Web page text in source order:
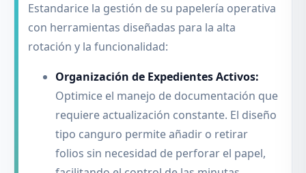
Estandarice la gestión de su papelería operativa
con herramientas diseñadas para la alta
rotación y la funcionalidad:
Organización de Expedientes Activos:
Optimice el manejo de documentación que
requiere actualización constante. El diseño
tipo canguro permite añadir o retirar
folios sin necesidad de perforar el papel,